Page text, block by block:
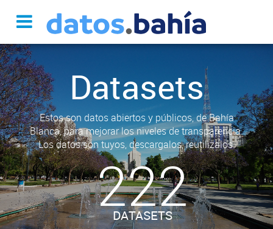
Datasets
Estos son datos abiertos y públicos, de Bahía
Blanca, para mejorar los niveles de transparencia.
Los datos son tuyos, descargalos, reutilizalos.
222
DATASETS